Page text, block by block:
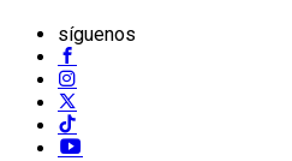
síguenos